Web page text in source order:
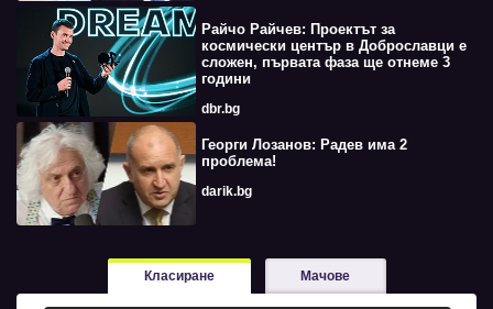
Райчо Райчев: Проектът за
космически център в Доброславци е
сложен, първата фаза ще отнеме 3
години
dbr.bg
Георги Лозанов: Радев има 2
проблема!
darik.bg
Класиране Мачове